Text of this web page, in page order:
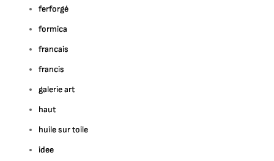
ferforgé
formica
francais
francis
galerie art
haut
huile sur toile
idee